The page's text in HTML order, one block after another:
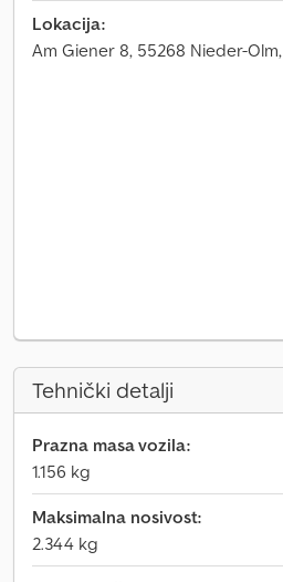
Lokacija:
Am Giener 8, 55268 Nieder-
Tehnički detalji
Prazna masa vozila:
1.156 kg
Maksimalna nosivost:
2.344 kg